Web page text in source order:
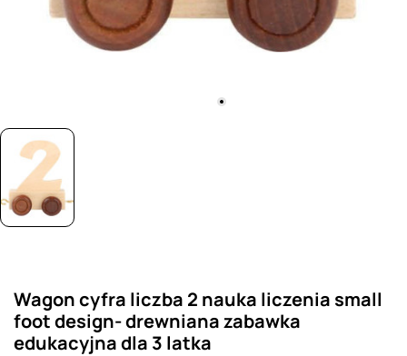
Wagon cyfra liczba 2 nauka liczenia small
foot design- drewniana zabawka
edukacyjna dla 3 latka